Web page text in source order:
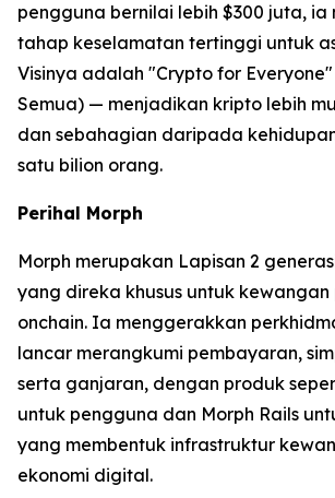
pengguna bernilai lebih $300 juta, ia
tahap keselamatan tertinggi untuk
Visinya adalah "Crypto for
Semua) — menjadikan kripto lebih
dan sebahagian daripada
satu bilion orang.
Perihal Morph
Morph merupakan Lapisan 2
yang direka khusus untuk
onchain. Ia menggerakkan
lancar merangkumi pembayaran,
serta ganjaran, dengan produk
untuk pengguna dan Morph Rails
yang membentuk infrastruktur
ekonomi digital.